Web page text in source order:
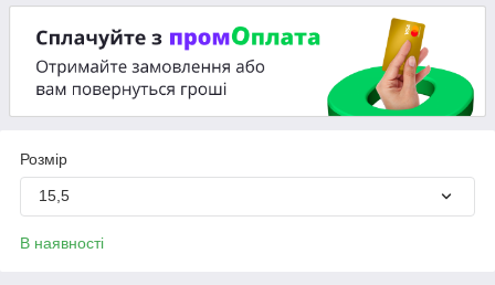
Розмір
15,5
В наявності